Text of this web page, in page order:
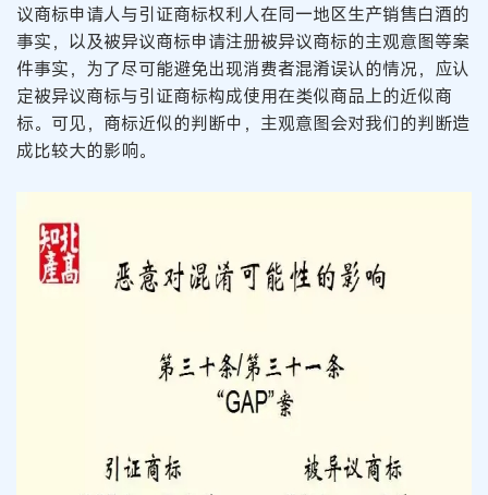
议商标申请人与引证商标权利人在同一地区生产销售白酒的
事实，以及被异议商标申请注册被异议商标的主观意图等案
件事实，为了尽可能避免出现消费者混淆误认的情况，应认
定被异议商标与引证商标构成使用在类似商品上的近似商
标。可见，商标近似的判断中，主观意图会对我们的判断造
成比较大的影响。